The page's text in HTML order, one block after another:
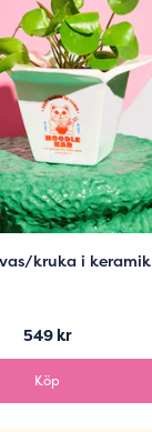
kruka i keramik
549 kr
Köp